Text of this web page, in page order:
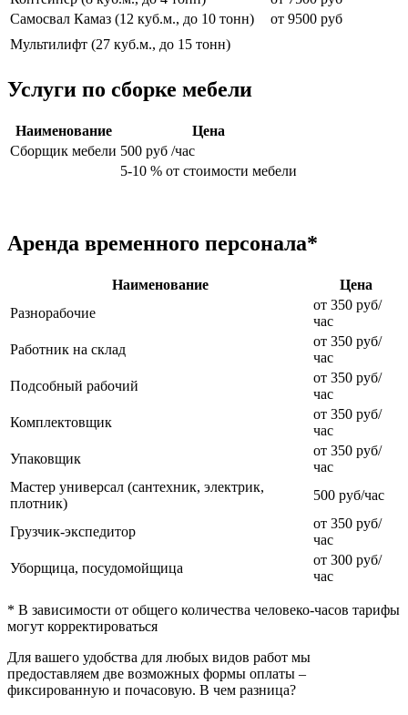
Самосвал Камаз (12 куб.м., до 10 тонн)
от 9500 руб
Мультилифт (27 куб.м., до 15 тонн)
Услуги по сборке мебели
Наименование
Цена
Сборщик мебели 500 руб /час
5-10 % от стоимости мебели
Аренда временного персонала*
Наименование
Цена
Разнорабочие
от 350 руб/
час
Работник на склад
от 350 руб/
час
Подсобный рабочий
от 350 руб/
час
Комплектовщик
от 350 руб/
час
Упаковщик
от 350 руб/
час
Мастер универсал (сантехник, электрик,
плотник)
500 руб/час
Грузчик-экспедитор
от 350 руб/
час
Уборщица, посудомойщица
от 300 руб/
час
* В зависимости от общего количества человеко-часов тарифы
могут корректироваться
Для вашего удобства для любых видов работ мы
предоставляем две возможных формы оплаты –
фиксированную и почасовую. В чем разница?